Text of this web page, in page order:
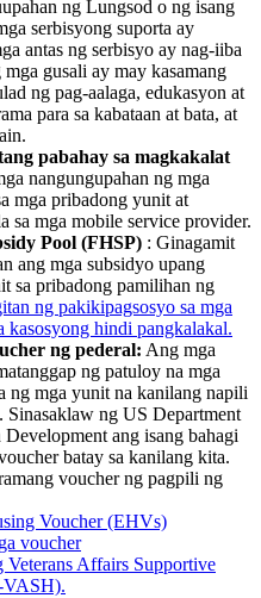
ng Lungsod o ng isang
serbisyong suporta ay
antas ng serbisyo ay nag-iiba
gusali ay may kasamang
ng pag-aalaga, edukasyon at
para sa kabataan at bata, at
pabahay sa magkakalat
nangungupahan ng mga
mga pribadong yunit at
sa mga mobile service provider.
Pool (FHSP) : Ginagamit
ang mga subsidyo upang
sa pribadong pamilihan ng
ng pakikipagsosyo sa mga
kasosyong hindi pangkalakal.
ng pederal: Ang mga
ng patuloy na mga
ng mga yunit na kanilang napili
Sinasaklaw ng US Department
ang isang bahagi
batay sa kanilang kita.
voucher ng pagpili ng
Voucher (EHVs)
voucher
Veterans Affairs Supportive